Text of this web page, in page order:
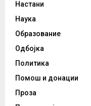
Настани
Наука
Образование
Одбојка
Политика
Помош и донации
Проза